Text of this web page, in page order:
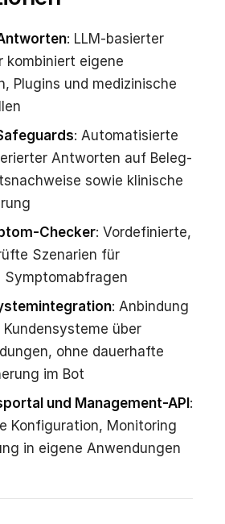
: LLM-basierter
kombiniert eigene
Plugins und medizinische
: Automatisierte
Antworten auf Beleg-
sowie klinische
Checker: Vordefinierte,
Szenarien für
: Anbindung
Kundensysteme über
ohne dauerhafte
im Bot
und Management-API :
Konfiguration, Monitoring
in eigene Anwendungen